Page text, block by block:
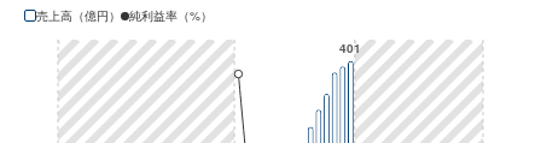
売上高（億円）
純利益率（%）